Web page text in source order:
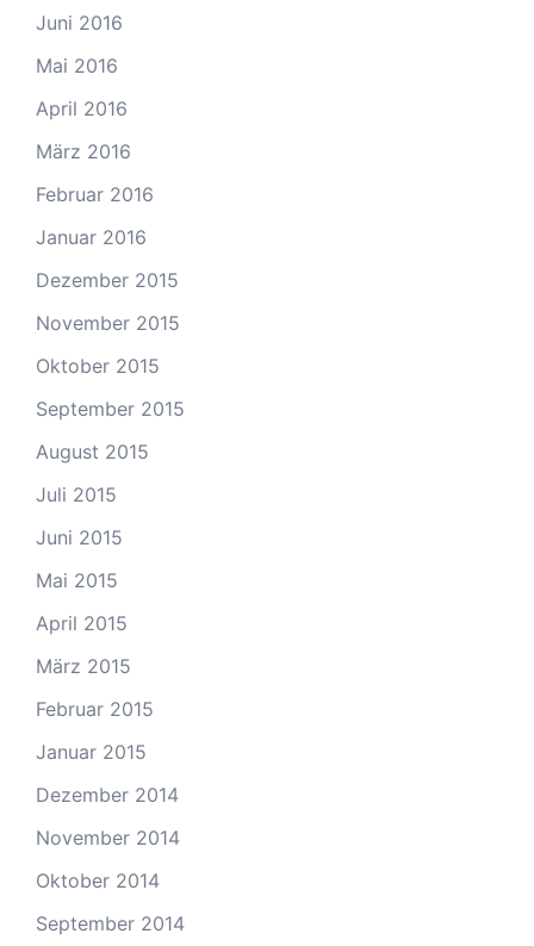
Juni 2016
Mai 2016
April 2016
März 2016
Februar 2016
Januar 2016
Dezember 2015
November 2015
Oktober 2015
September 2015
August 2015
Juli 2015
Juni 2015
Mai 2015
April 2015
März 2015
Februar 2015
Januar 2015
Dezember 2014
November 2014
Oktober 2014
September 2014